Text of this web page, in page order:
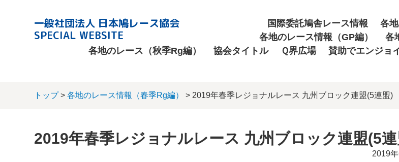
一般社団法人 日本鳩レース協会
SPECIAL WEBSITE
国際委託鳩舎レース情報 各
各地のレース情報（GP編）
各
各地のレース（秋季Rg編）
協会タイトル Ｑ界広場 賛助でエンジョ
トップ>各地のレース情報（春季Rg編） > 2019年春季レジョナルレース 九州ブロック連盟(5連盟)
2019年春季レジョナルレース 九州ブロック連盟(5
2019